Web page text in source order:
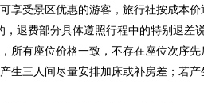
享受景区优惠的游客，旅行社按成本
退费部分具体遵照行程中的特别退差说
所有座位价格一致，不存在座位次序
生三人间尽量安排加床或补房差；若